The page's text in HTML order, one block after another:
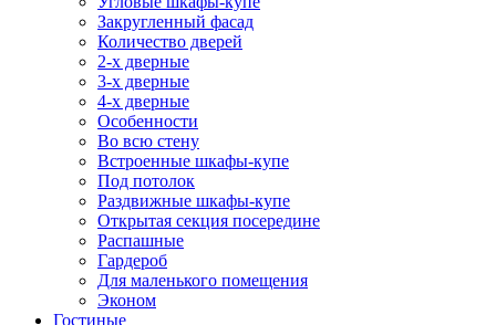
Закругленный фасад
Количество дверей
2-х дверные
3-х дверные
4-х дверные
Особенности
Во всю стену
Встроенные шкафы-купе
Под потолок
Раздвижные шкафы-купе
Открытая секция посередине
Распашные
Гардероб
Для маленького помещения
Эконом
Гостиные